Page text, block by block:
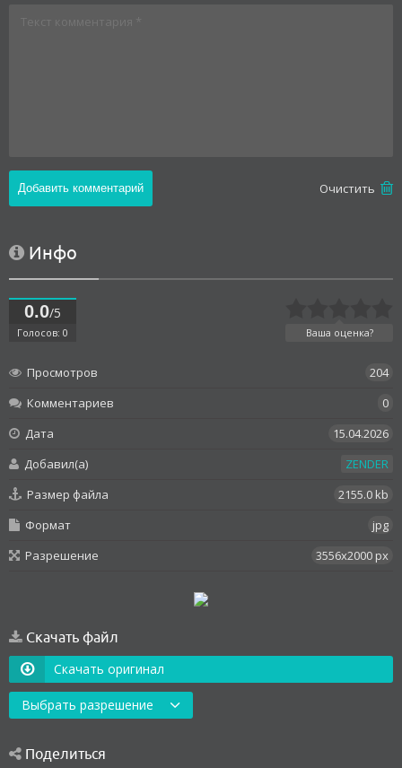
Oчистить
Инфо
0.0/5
Голосов: 0 Ваша оценка?
Просмотров
204
Комментариев
0
Дата
15.04.2026
Добавил(а)
ZENDER
Размер файла
2155.0 kb
Формат
jpg
Разрешение
3556x2000 px
Скачать файл
Скачать оригинал
Выбрать разрешение
Поделиться